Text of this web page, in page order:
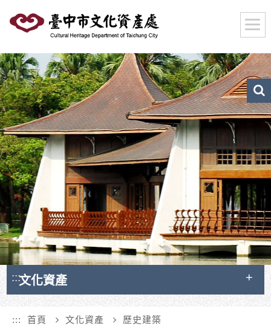
要
內
容
區
塊
:::文化資產
::: 首頁 文化資產 歷史建築
文
化
資
搜
尋